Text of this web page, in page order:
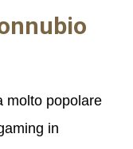
molto popolare
in